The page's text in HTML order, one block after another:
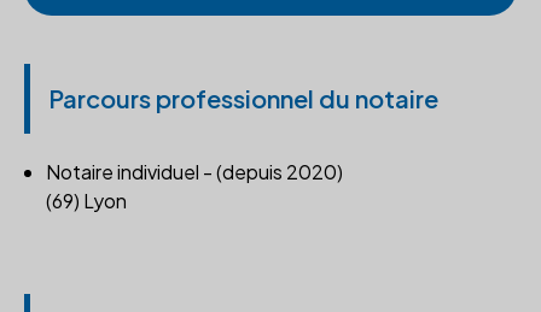
Parcours professionnel du notaire
Notaire individuel - (depuis 2020)
(69) Lyon